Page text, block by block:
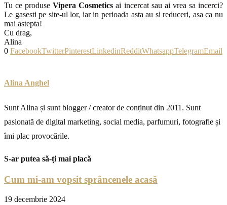
Tu ce produseVipera Cosmetics ai incercat sau ai vrea sa incerci?
Le gasesti pe site-ul lor, iar in perioada asta au si reduceri, asa ca nu
mai astepta!
Cu drag,
Alina
0 FacebookTwitterPinterestLinkedinRedditWhatsappTelegramEmail
Alina Anghel
Sunt Alina și sunt blogger / creator de conținut din 2011. Sunt
pasionată de digital marketing, social media, parfumuri, fotografie și
îmi plac provocările.
S-ar putea să-ți mai placă
Cum mi-am vopsit sprâncenele acasă
19 decembrie 2024